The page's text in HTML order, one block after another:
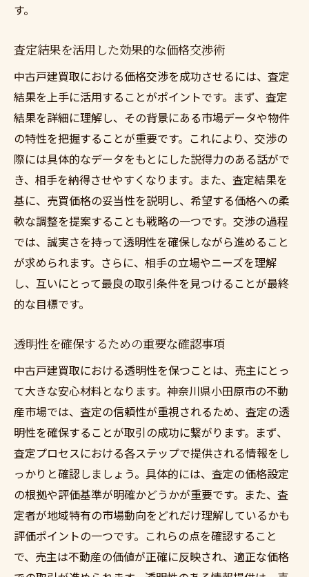
す。
査定結果を活用した効果的な価格交渉術
中古戸建買取における価格交渉を成功させるには、査定
結果を上手に活用することがポイントです。まず、査定
結果を詳細に理解し、その背景にある市場データや物件
の特性を把握することが重要です。これにより、交渉の
際には具体的なデータをもとにした説得力のある話がで
き、相手を納得させやすくなります。また、査定結果を
基に、売買価格の妥当性を説明し、希望する価格への柔
軟な調整を提案することも戦略の一つです。交渉の過程
では、誠実さを持って透明性を確保しながら進めること
が求められます。さらに、相手の立場やニーズを理解
し、互いにとって最良の取引条件を見つけることが最終
的な目標です。
透明性を確保するための重要な確認事項
中古戸建買取における透明性を保つことは、売主にとっ
て大きな安心材料となります。神奈川県小田原市の不動
産市場では、査定の信頼性が重視されるため、査定の透
明性を確保することが取引の成功に繋がります。まず、
査定プロセスにおける各ステップで提供される情報をし
っかりと確認しましょう。具体的には、査定の価格設定
の根拠や評価基準が明確かどうかが重要です。また、査
定者が地域特有の市場動向をどれだけ理解しているかも
評価ポイントの一つです。これらの点を確認すること
で、売主は不動産の価値が正確に反映され、適正な価格